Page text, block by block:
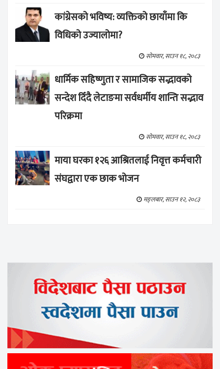
कांग्रेसको भविष्य: व्यक्तिको छायाँमा कि
विधिको उज्यालोमा?
सोमवार, साउन १८, २०८३
धार्मिक सहिष्णुता र सामाजिक सद्भावको
सन्देश दिँदै लेटाङमा सर्वधर्मीय शान्ति सद्भाव
परिक्रमा
सोमवार, साउन १८, २०८३
माया घरका १२६ आश्रितलाई निवृत्त कर्मचारी
संघद्वारा एक छाक भोजन
मङ्लबार, साउन १२, २०८३